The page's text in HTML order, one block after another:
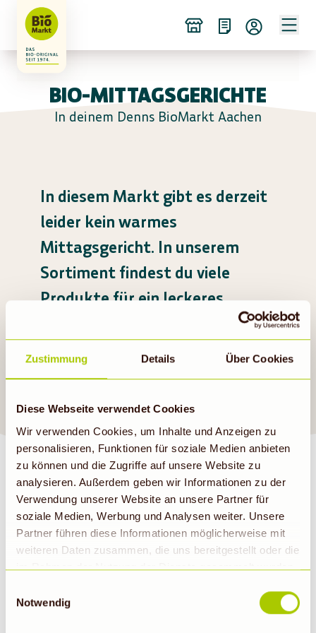
Zustimmung Details Über Cookies
Diese Webseite verwendet Cookies
Wir verwenden Cookies, um Inhalte und Anzeigen zu
personalisieren, Funktionen für soziale Medien anbieten
zu können und die Zugriffe auf unsere Website zu
analysieren. Außerdem geben wir Informationen zu der
Verwendung unserer Website an unsere Partner für
soziale Medien, Werbung und Analysen weiter. Unsere
Partner führen diese Informationen möglicherweise mit
weiteren Daten zusammen, die uns bereitgestellt oder die
im Rahmen der Nutzung der Dienste gesammelt wurden.
erhobenen Daten in den USA durch Google: Unsere
Notwendig
BIO-MITTAGSGERICHTE
In deinem Denns BioMarkt Aachen
In diesem Markt gibt es derzeit
leider kein warmes
Mittagsgericht. In unserem
Sortiment findest du viele
Produkte für ein leckeres
findest du auch in unseren
aktuellen Angeboten.
Guten Appetit!
BIOMARKT NEWSLETTER
E-Mail Abonnieren